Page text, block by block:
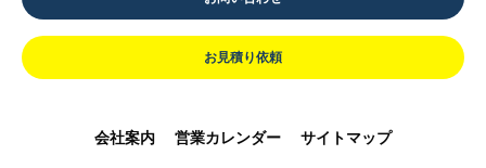
お見積り依頼
会社案内 営業カレンダー サイトマップ